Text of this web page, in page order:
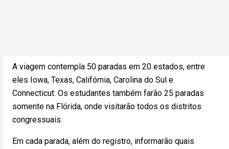
A viagem contempla 50 paradas em 20 estados, entre
eles Iowa, Texas, Califórnia, Carolina do Sul e
Connecticut. Os estudantes também farão 25 paradas
somente na Flórida, onde visitarão todos os distritos
congressuais.
Em cada parada, além do registro, informarão quais